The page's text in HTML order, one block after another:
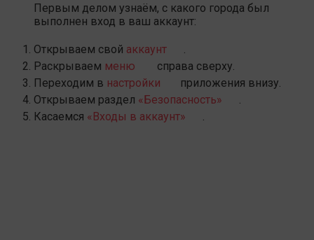
Первым делом узнаём, с какого города был
выполнен вход в ваш аккаунт:
Открываем свой аккаунт
Раскрываем меню
справа сверху.
Переходим в настройки
приложения внизу.
Открываем раздел «Безопасность»
Касаемся «Входы в аккаунт»